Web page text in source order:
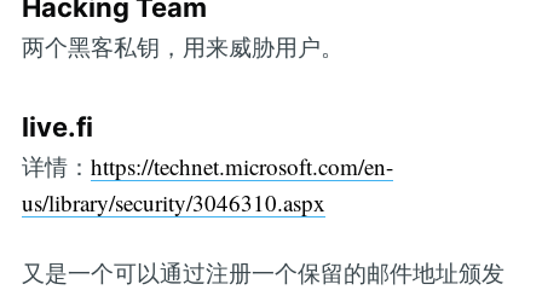
Hacking Team
两个黑客私钥，用来威胁用户。
live.fi
详情： https://technet.microsoft.com/en-
us/library/security/3046310.aspx
又是一个可以通过注册一个保留的邮件地址颁发